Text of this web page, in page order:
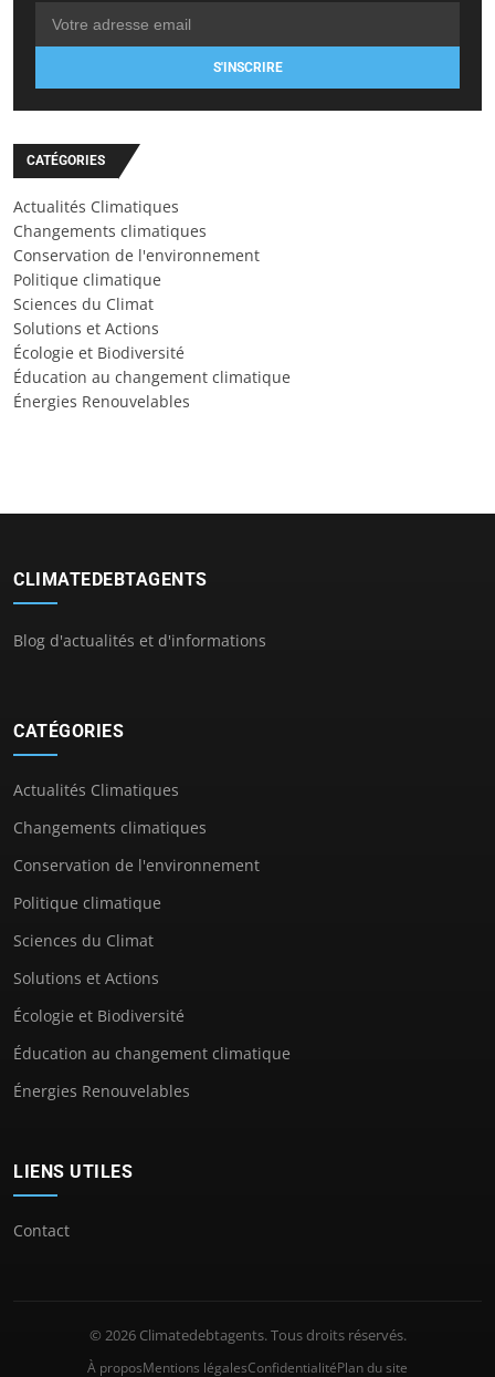
S'INSCRIRE
CATÉGORIES
Actualités Climatiques
Changements climatiques
Conservation de l'environnement
Politique climatique
Sciences du Climat
Solutions et Actions
Écologie et Biodiversité
Éducation au changement climatique
Énergies Renouvelables
CLIMATEDEBTAGENTS
Blog d'actualités et d'informations
CATÉGORIES
Actualités Climatiques
Changements climatiques
Conservation de l'environnement
Politique climatique
Sciences du Climat
Solutions et Actions
Écologie et Biodiversité
Éducation au changement climatique
Énergies Renouvelables
LIENS UTILES
Contact
© 2026 Climatedebtagents. Tous droits réservés.
À proposMentions légalesConfidentialitéPlan du site